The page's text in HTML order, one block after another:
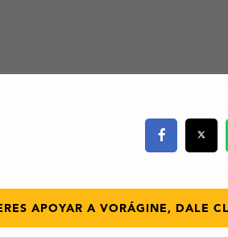
APOYAR A VORÁGINE, DALE